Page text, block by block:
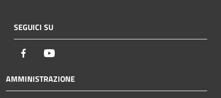
SEGUICI SU
Facebook
AMMINISTRAZIONE